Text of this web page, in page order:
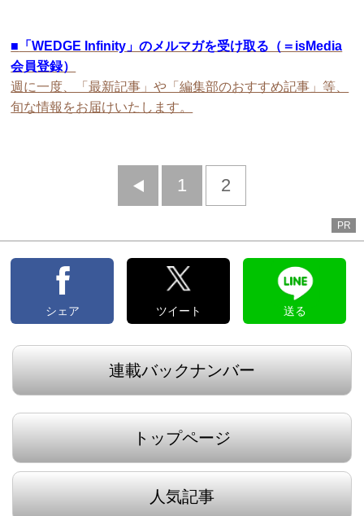
■ 「WEDGE Infinity」のメルマガを受け取る（＝isMedia
会員登録）
週に一度、「最新記事」や「編集部のおすすめ記事」等、
旬な情報をお届けいたします。
前
1 2
PR
シェア ツイート 送る
連載バックナンバー
トップページ
人気記事